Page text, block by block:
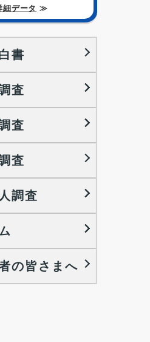
細データ ≫
書
査
ス調査
織の特徴
域間移動レポート
関するレポート
査
る調査
査
調査
入社後の就業
ー記事
の皆さまへ